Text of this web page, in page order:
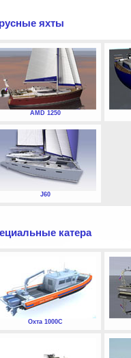
яхты
AMD 1250
J60
катера
Охта 1000С